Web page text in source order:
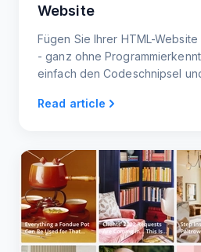
Website
Fügen Sie Ihrer HTML-
- ganz ohne
einfach den Codeschnipsel
Desktop.
Read article